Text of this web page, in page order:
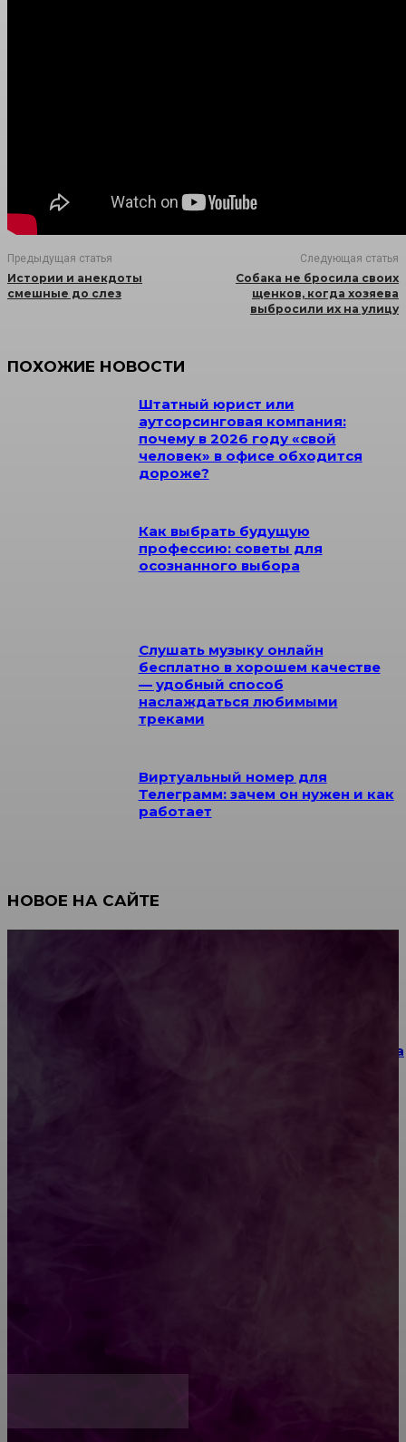
Предыдущая статья
Истории и анекдоты
смешные до слез
Следующая статья
Собака не бросила своих
щенков, когда хозяева
выбросили их на улицу
ПОХОЖИЕ НОВОСТИ
Штатный юрист или
аутсорсинговая компания:
почему в 2026 году «свой
человек» в офисе обходится
дороже?
Как выбрать будущую
профессию: советы для
осознанного выбора
Слушать музыку онлайн
бесплатно в хорошем качестве
— удобный способ
наслаждаться любимыми
треками
Виртуальный номер для
Телеграмм: зачем он нужен и как
работает
НОВОЕ НА САЙТЕ
Как выбрать место для проведения корпоратива